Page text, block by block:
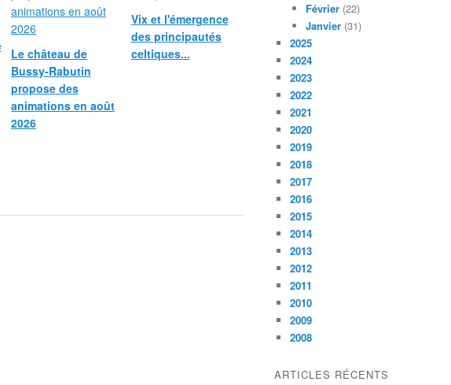
Le château de
Bussy-Rabutin
propose des
animations en août
2026
Vix et l'émergence
des principautés
celtiques...
Février (22)
Janvier (31)
2025
2024
2023
2022
2021
2020
2019
2018
2017
2016
2015
2014
2013
2012
2011
2010
2009
2008
ARTICLES RÉCENTS